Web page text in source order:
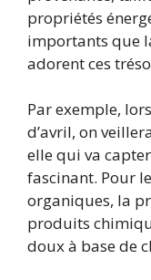
propriétés
importants que
adorent ces
Par exemple,
d’avril, on
elle qui va
fascinant. Pour
organiques, la
produits
doux à base de